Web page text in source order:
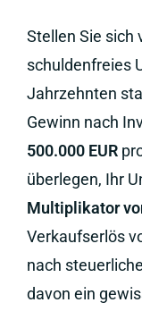
Stellen Sie sich
schuldenfreies
Jahrzehnten
Gewinn nach
500.000 EUR
überlegen, Ihr
Multiplikator
Verkaufserlös
nach
davon ein